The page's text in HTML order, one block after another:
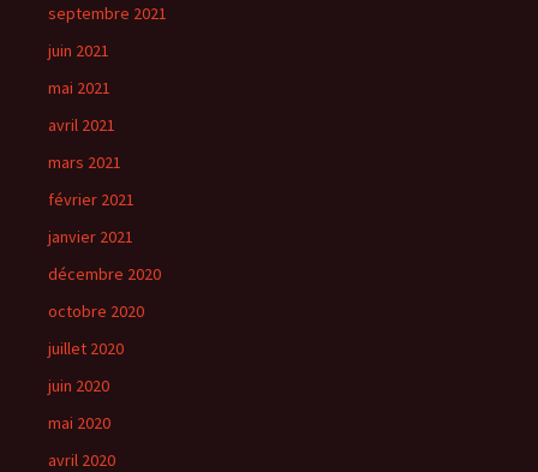
septembre 2021
juin 2021
mai 2021
avril 2021
mars 2021
février 2021
janvier 2021
décembre 2020
octobre 2020
juillet 2020
juin 2020
mai 2020
avril 2020